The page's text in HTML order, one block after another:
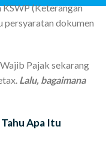
(Keterangan
persyaratan dokumen
Pajak sekarang
Lalu, bagaimana
Apa Itu